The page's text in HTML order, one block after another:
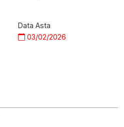
Data Asta
03/02/2026